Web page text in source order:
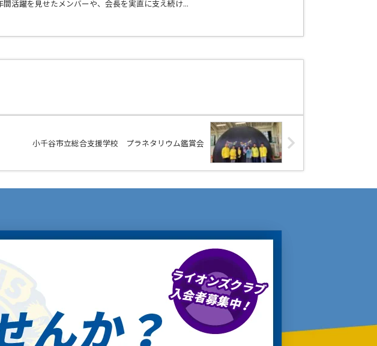
活躍を見せたメンバーや、会長を実直に支え続け...
小千谷市立総合支援学校 プラネタリウム鑑賞会